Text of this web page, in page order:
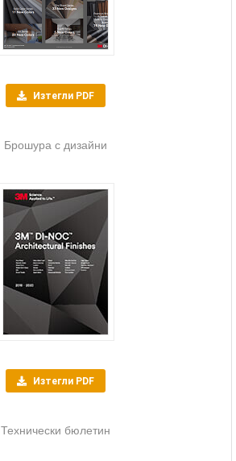
Изтегли PDF
Брошура с дизайни
Изтегли PDF
Технически бюлетин